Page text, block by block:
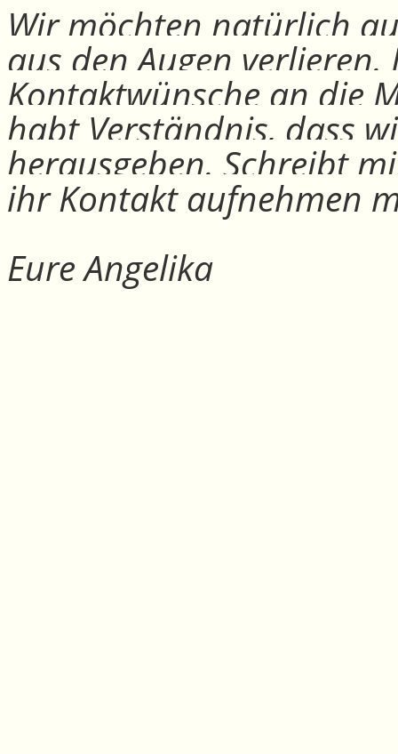
Wir möchten natürlich
aus den Augen
Kontaktwünsche an die
habt Verständnis, dass
herausgeben. Schreibt
ihr Kontakt aufnehmen
Eure Angelika